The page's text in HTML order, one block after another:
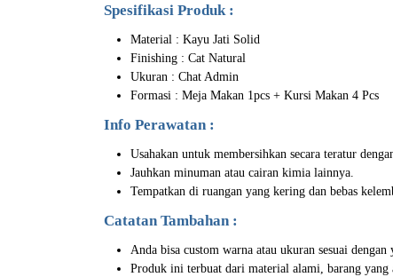
Spesifikasi Produk :
Material : Kayu Jati Solid
Finishing : Cat Natural
Ukuran : Chat Admin
Formasi : Meja Makan 1pcs + Kursi Makan 4 Pcs
Info Perawatan :
Usahakan untuk membersihkan secara teratur
Jauhkan minuman atau cairan kimia lainnya.
Tempatkan di ruangan yang kering dan bebas
Catatan Tambahan :
Anda bisa custom warna atau ukuran sesuai dengan
Produk ini terbuat dari material alami, barang yang